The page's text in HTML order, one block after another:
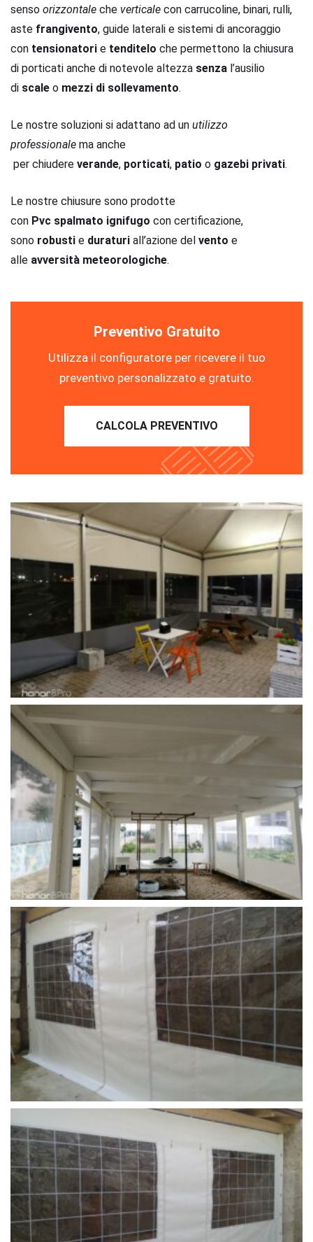
senso orizzontale che verticale con carrucoline, binari, rulli,
aste frangivento, guide laterali e sistemi di ancoraggio
con tensionatori e tenditelo che permettono la chiusura
di porticati anche di notevole altezza senza l’ausilio
di scale o mezzi di sollevamento.
Le nostre soluzioni si adattano ad un utilizzo
professionale ma anche
per chiudere verande, porticati, patio o gazebi privati.
Le nostre chiusure sono prodotte
con Pvc spalmato ignifugo con certificazione,
sono robusti e duraturi all’azione del vento e
alle avversità meteorologiche.
Preventivo Gratuito
Utilizza il configuratore per ricevere il tuo
preventivo personalizzato e gratuito.
CALCOLA PREVENTIVO